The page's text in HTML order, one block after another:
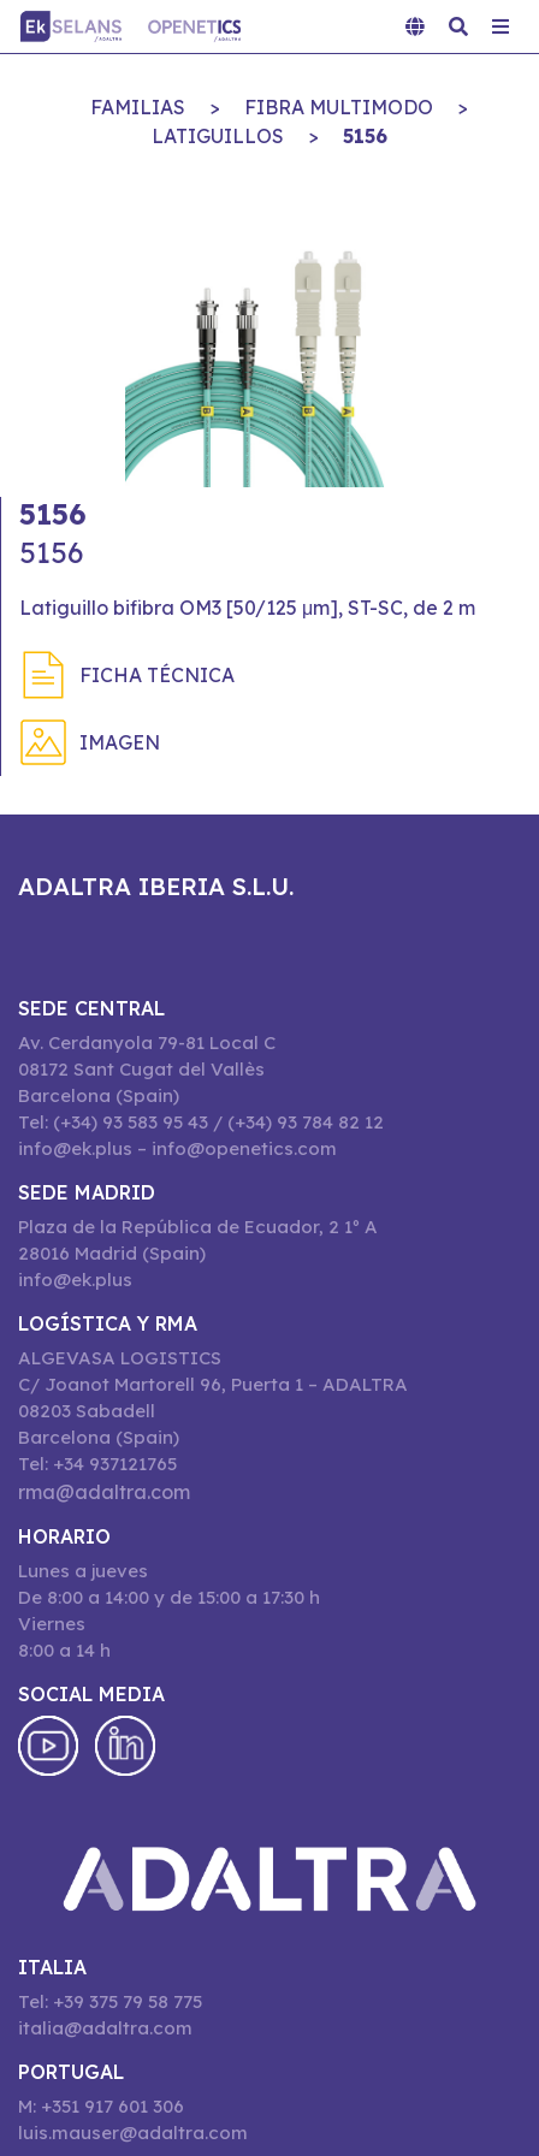
FAMILIAS > FIBRA MULTIMODO
>
LATIGUILLOS
> 5156
5156
5156
Latiguillo bifibra OM3 [50/125 μm], ST-SC, de 2 m
FICHA TÉCNICA
IMAGEN
ADALTRA IBERIA S.L.U.
SEDE CENTRAL
Av. Cerdanyola 79-81 Local C
08172 Sant Cugat del Vallès
Barcelona (Spain)
Tel: (+34) 93 583 95 43 / (+34) 93 784 82 12
info@ek.plus – info@openetics.com
SEDE MADRID
Plaza de la República de Ecuador, 2 1º A
28016 Madrid (Spain)
info@ek.plus
LOGÍSTICA Y RMA
ALGEVASA LOGISTICS
C/ Joanot Martorell 96, Puerta 1 – ADALTRA
08203 Sabadell
Barcelona (Spain)
Tel: +34 937121765
rma@adaltra.com
HORARIO
Lunes a jueves
De 8:00 a 14:00 y de 15:00 a 17:30 h
Viernes
8:00 a 14 h
SOCIAL MEDIA
ITALIA
Tel: +39 375 79 58 775
italia@adaltra.com
PORTUGAL
M: +351 917 601 306
luis.mauser@adaltra.com